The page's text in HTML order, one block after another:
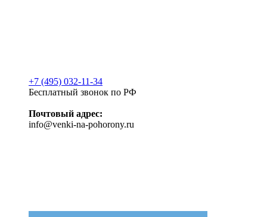
+7 (495) 032-11-34
Бесплатный звонок по РФ
Почтовый адрес:
info@venki-na-pohorony.ru